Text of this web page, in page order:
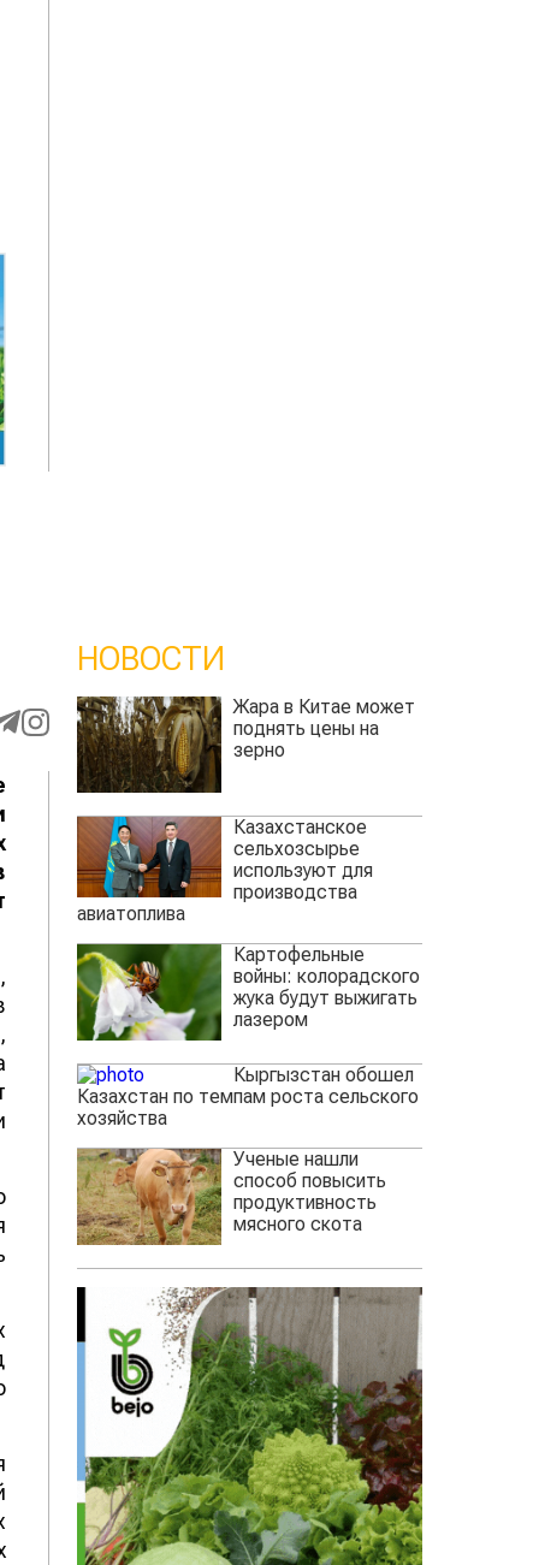
НОВОСТИ
Жара в Китае может
поднять цены на
зерно
Казахстанское
сельхозсырье
используют для
производства
авиатоплива
Картофельные
войны: колорадского
жука будут выжигать
лазером
Кыргызстан обошел
Казахстан по темпам роста сельского
хозяйства
Ученые нашли
способ повысить
продуктивность
мясного скота